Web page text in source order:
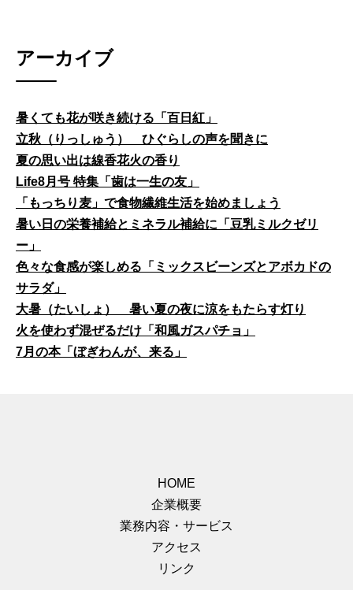
アーカイブ
暑くても花が咲き続ける「百日紅」
立秋（りっしゅう） ひぐらしの声を聞きに
夏の思い出は線香花火の香り
Life8月号 特集「歯は一生の友」
「もっちり麦」で食物繊維生活を始めましょう
暑い日の栄養補給とミネラル補給に「豆乳ミルクゼリ
ー」
色々な食感が楽しめる「ミックスビーンズとアボカドの
サラダ」
大暑（たいしょ） 暑い夏の夜に涼をもたらす灯り
火を使わず混ぜるだけ「和風ガスパチョ」
7月の本「ぼぎわんが、来る」
HOME
企業概要
業務内容・サービス
アクセス
リンク